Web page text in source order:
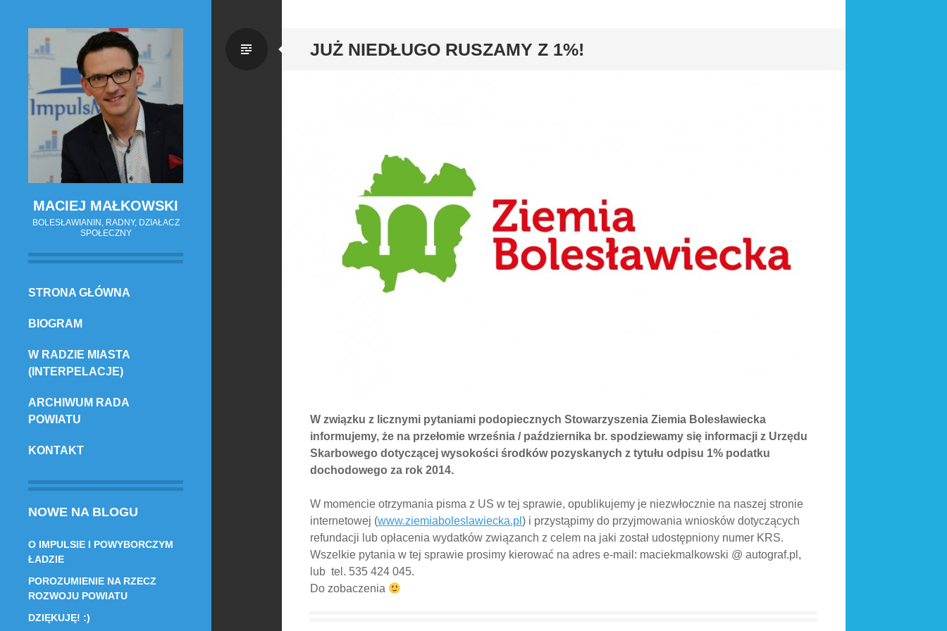
MACIEJ MAŁKOWSKI
BOLESŁAWIANIN, RADNY, DZIAŁACZ
SPOŁECZNY
PRZESKOCZ
TREŚCI
STRONA GŁÓWNA
BIOGRAM
W RADZIE MIASTA
(INTERPELACJE)
ARCHIWUM RADA
POWIATU
KONTAKT
NOWE NA BLOGU
O IMPULSIE I POWYBORCZYM
ŁADZIE
POROZUMIENIE NA RZECZ
ROZWOJU POWIATU
DZIĘKUJĘ! :)
JUŻ NIEDŁUGO RUSZAMY Z 1%!
Zwykły
W związku z licznymi pytaniami podopiecznych Stowarzyszenia Ziemia Bolesławiecka
informujemy, że na przełomie września / października br. spodziewamy się informacji z Urzędu
Skarbowego dotyczącej wysokości środków pozyskanych z tytułu odpisu 1% podatku
dochodowego za rok 2014.
W momencie otrzymania pisma z US w tej sprawie, opublikujemy je niezwłocznie na naszej stronie
internetowej (www.ziemiaboleslawiecka.pl ) i przystąpimy do przyjmowania wniosków dotyczących
refundacji lub opłacenia wydatków związanch z celem na jaki został udostępniony numer KRS.
Wszelkie pytania w tej sprawie prosimy kierować na adres e-mail: maciekmalkowski @ autograf.pl,
lub tel. 535 424 045.
Do zobaczenia